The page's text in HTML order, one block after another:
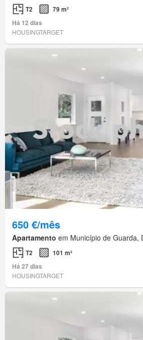
T2
79 m²
Há 12 dias
HOUSINGTARGET
650 €/mês
Apartamento em Município de Guarda,
T2
101 m²
Há 27 dias
HOUSINGTARGET